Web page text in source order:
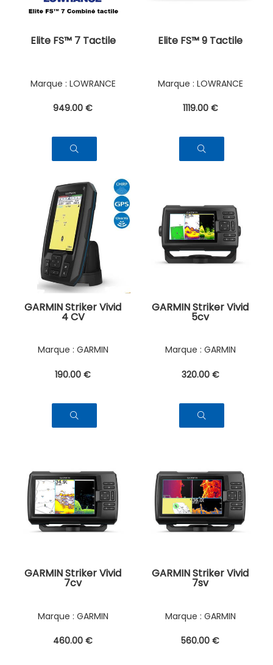
Elite FS™ 7 Tactile
LOWRANCE
949.00 €
Elite FS™ 9 Tactile
LOWRANCE
1119.00 €
GARMIN Striker Vivid
4 CV
GARMIN
190.00 €
GARMIN Striker Vivid
5cv
GARMIN
320.00 €
GARMIN Striker Vivid
7cv
GARMIN
460.00 €
GARMIN Striker Vivid
7sv
GARMIN
560.00 €